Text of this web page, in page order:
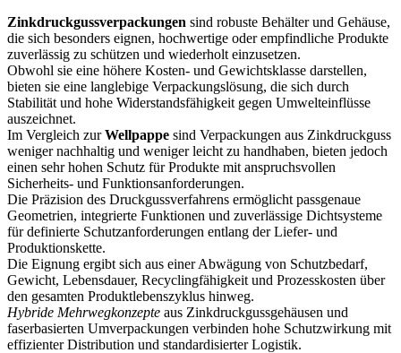
Zinkdruckgussverpackungen sind robuste Behälter und Gehäuse,
die sich besonders eignen, hochwertige oder empfindliche Produkte
zuverlässig zu schützen und wiederholt einzusetzen.
Obwohl sie eine höhere Kosten- und Gewichtsklasse darstellen,
bieten sie eine langlebige Verpackungslösung, die sich durch
Stabilität und hohe Widerstandsfähigkeit gegen Umwelteinflüsse
auszeichnet.
Im Vergleich zurWellpappe sind Verpackungen aus Zinkdruckguss
weniger nachhaltig und weniger leicht zu handhaben, bieten jedoch
einen sehr hohen Schutz für Produkte mit anspruchsvollen
Sicherheits- und Funktionsanforderungen.
Die Präzision des Druckgussverfahrens ermöglicht passgenaue
Geometrien, integrierte Funktionen und zuverlässige Dichtsysteme
für definierte Schutzanforderungen entlang der Liefer- und
Produktionskette.
Die Eignung ergibt sich aus einer Abwägung von Schutzbedarf,
Gewicht, Lebensdauer, Recyclingfähigkeit und Prozesskosten über
den gesamten Produktlebenszyklus hinweg.
Hybride Mehrwegkonzepte aus Zinkdruckgussgehäusen und
faserbasierten Umverpackungen verbinden hohe Schutzwirkung mit
effizienter Distribution und standardisierter Logistik.